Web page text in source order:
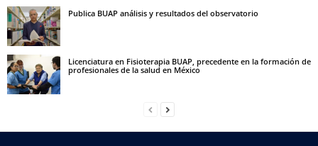
Publica BUAP análisis y resultados del observatorio
Licenciatura en Fisioterapia BUAP, precedente en la formación de
profesionales de la salud en México